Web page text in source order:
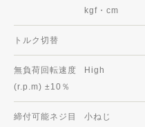
kgf・cm
トルク切替
無負荷回転速度
(r.p.m) ±10％
High
締付可能ネジ目
小ねじ